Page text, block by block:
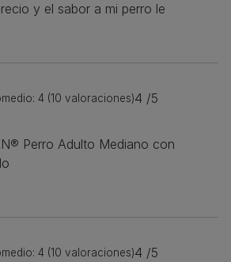
y el sabor a mi perro le
4 (10 valoraciones)4 /5
Perro Adulto Mediano con
4 (10 valoraciones)4 /5